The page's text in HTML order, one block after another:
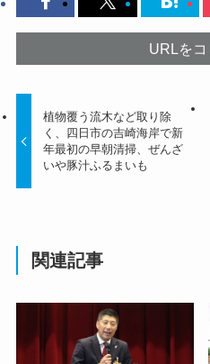
URLを
植物覆う流木など取り除
く、四日市の吉崎海岸で新
年最初の早朝清掃、ぜんざ
いや豚汁ふるまいも
関連記事